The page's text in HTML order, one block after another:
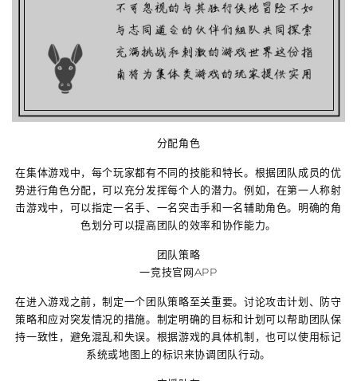
分配角色
在集体游戏中，每个玩家都有不同的技能和特长。根据团队成员的优
势进行角色分配，可以充分发挥每个人的潜力。例如，在第一人称射
击游戏中，可以指定一名手、一名突击手和一名辅助角色。明确的角
色划分可以提高团队的效率和协作能力。
团队策略
一竞技官网APP
在进入游戏之前，制定一个团队策略至关重要。讨论攻击计划、防守
策略和应对突发情况的措施。制定明确的目标和计划可以帮助团队保
持一致性，避免混乱和失误。根据游戏的具体机制，也可以使用标记
系统或地图上的标识来协调团队行动。